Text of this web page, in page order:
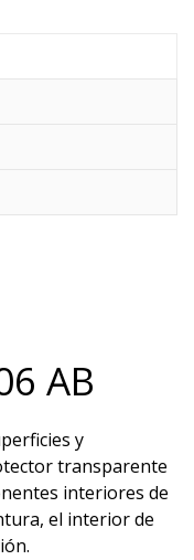
AB
y
transparente
interiores de
el interior de